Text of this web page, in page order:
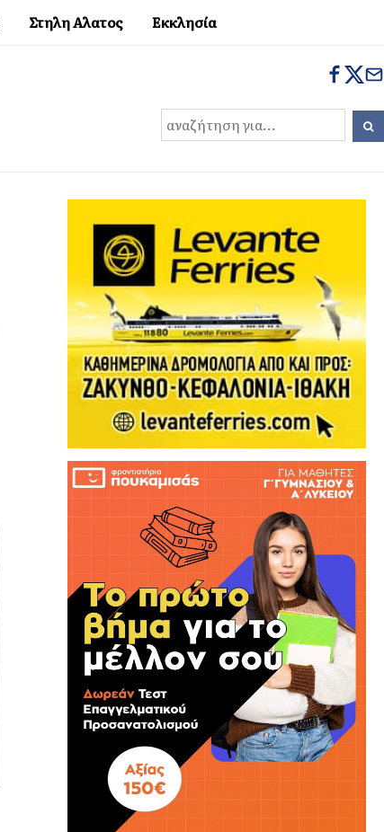
Στηλη Αλατος Εκκλησία